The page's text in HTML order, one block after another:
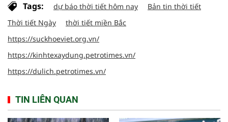
Tags: dự báo thời tiết hôm nay
Bản tin thời tiết
Thời tiết Ngày
thời tiết miền Bắc
https://suckhoeviet.org.vn/
https://kinhtexaydung.petrotimes.vn/
https://dulich.petrotimes.vn/
TIN LIÊN QUAN